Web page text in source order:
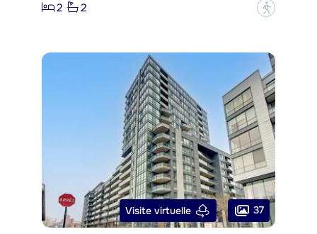
2
2 ?
Visite virtuelle 37